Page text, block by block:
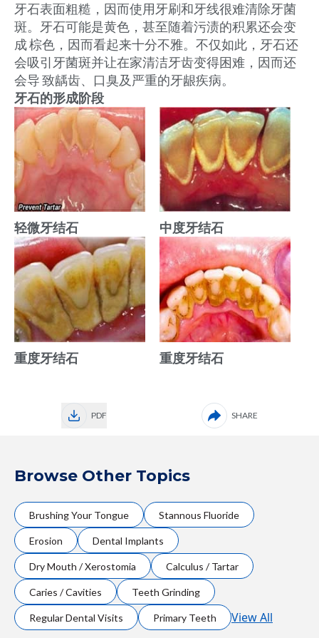
牙石表面粗糙，因而使用牙刷和牙线很难清除牙菌
斑。牙石可能是黄色，甚至随着污渍的积累还会变
成 棕色，因而看起来十分不雅。不仅如此，牙石还
会吸引牙菌斑并让在家清洁牙齿变得困难，因而还
会导 致龋齿、口臭及严重的牙龈疾病。
牙石的形成阶段
轻微牙结石 中度牙结石
重度牙结石 重度牙结石
PDF SHARE
Browse Other Topics
Brushing Your Tongue Stannous Fluoride
Erosion Dental Implants
Dry Mouth / Xerostomia Calculus / Tartar
Caries / Cavities Teeth Grinding
Regular Dental Visits Primary Teeth View All